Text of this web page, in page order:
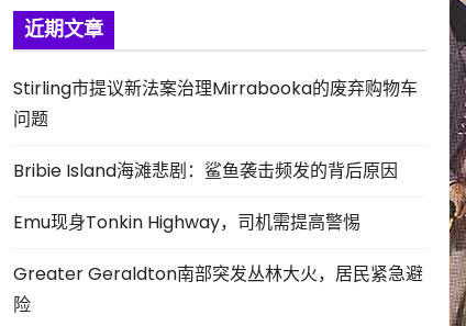
近期文章
Stirling市提议新法案治理Mirrabooka的废弃购物车
问题
Bribie Island海滩悲剧：鲨鱼袭击频发的背后原因
Emu现身Tonkin Highway，司机需提高警惕
Greater Geraldton南部突发丛林大火，居民紧急避
险